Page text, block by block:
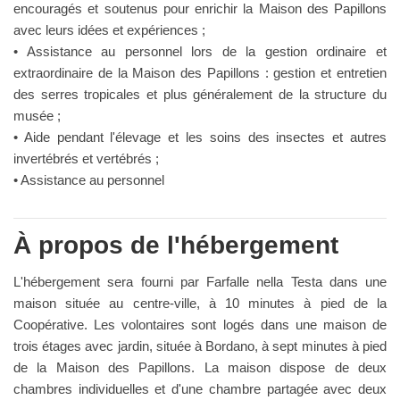
encouragés et soutenus pour enrichir la Maison des Papillons
avec leurs idées et expériences ;
• Assistance au personnel lors de la gestion ordinaire et
extraordinaire de la Maison des Papillons : gestion et entretien
des serres tropicales et plus généralement de la structure du
musée ;
• Aide pendant l'élevage et les soins des insectes et autres
invertébrés et vertébrés ;
• Assistance au personnel
À propos de l'hébergement
L'hébergement sera fourni par Farfalle nella Testa dans une
maison située au centre-ville, à 10 minutes à pied de la
Coopérative. Les volontaires sont logés dans une maison de
trois étages avec jardin, située à Bordano, à sept minutes à pied
de la Maison des Papillons. La maison dispose de deux
chambres individuelles et d'une chambre partagée avec deux